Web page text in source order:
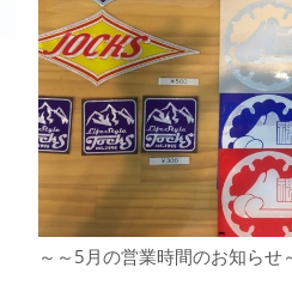
～～5月の営業時間のお知らせ